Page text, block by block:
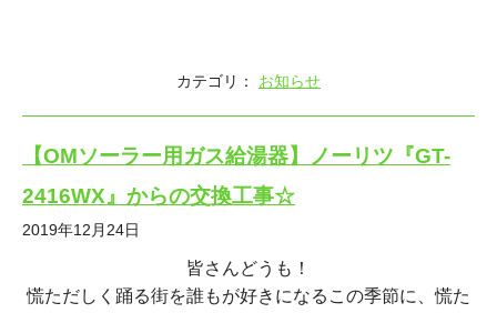
カテゴリ： お知らせ
【OMソーラー用ガス給湯器】ノーリツ『GT-
2416WX』からの交換工事☆
2019年12月24日
皆さんどうも！
慌ただしく踊る街を誰もが好きになるこの季節に、慌た